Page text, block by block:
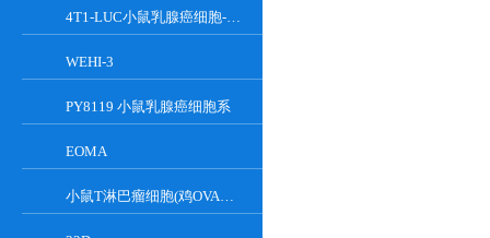
4T1-LUC小鼠乳腺癌细胞-荧光素酶标记
WEHI-3
PY8119 小鼠乳腺癌细胞系
EOMA
小鼠T淋巴瘤细胞(鸡OVA基因修饰)